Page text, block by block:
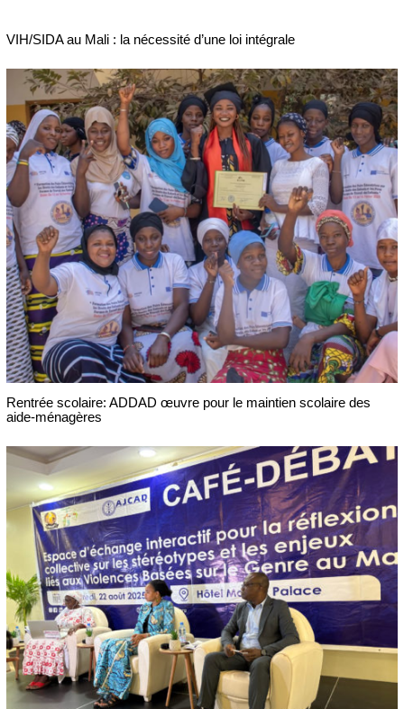
VIH/SIDA au Mali : la nécessité d’une loi intégrale
Rentrée scolaire: ADDAD œuvre pour le maintien scolaire des
aide-ménagères